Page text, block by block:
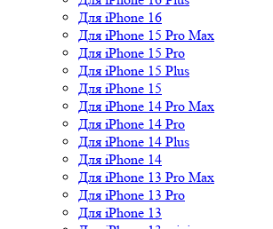
Для iPhone 16
Для iPhone 15 Pro Max
Для iPhone 15 Pro
Для iPhone 15 Plus
Для iPhone 15
Для iPhone 14 Pro Max
Для iPhone 14 Pro
Для iPhone 14 Plus
Для iPhone 14
Для iPhone 13 Pro Max
Для iPhone 13 Pro
Для iPhone 13